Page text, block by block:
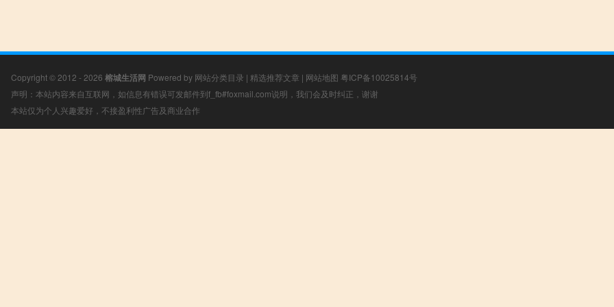
Copyright © 2012 - 2026 榕城生活网 Powered by 网站分类目录 | 精选推荐文章 | 网站地图 粤ICP备10025814号
声明：本站内容来自互联网，如信息有错误可发邮件到f_fb#foxmail.com说明，我们会及时纠正，谢谢
本站仅为个人兴趣爱好，不接盈利性广告及商业合作